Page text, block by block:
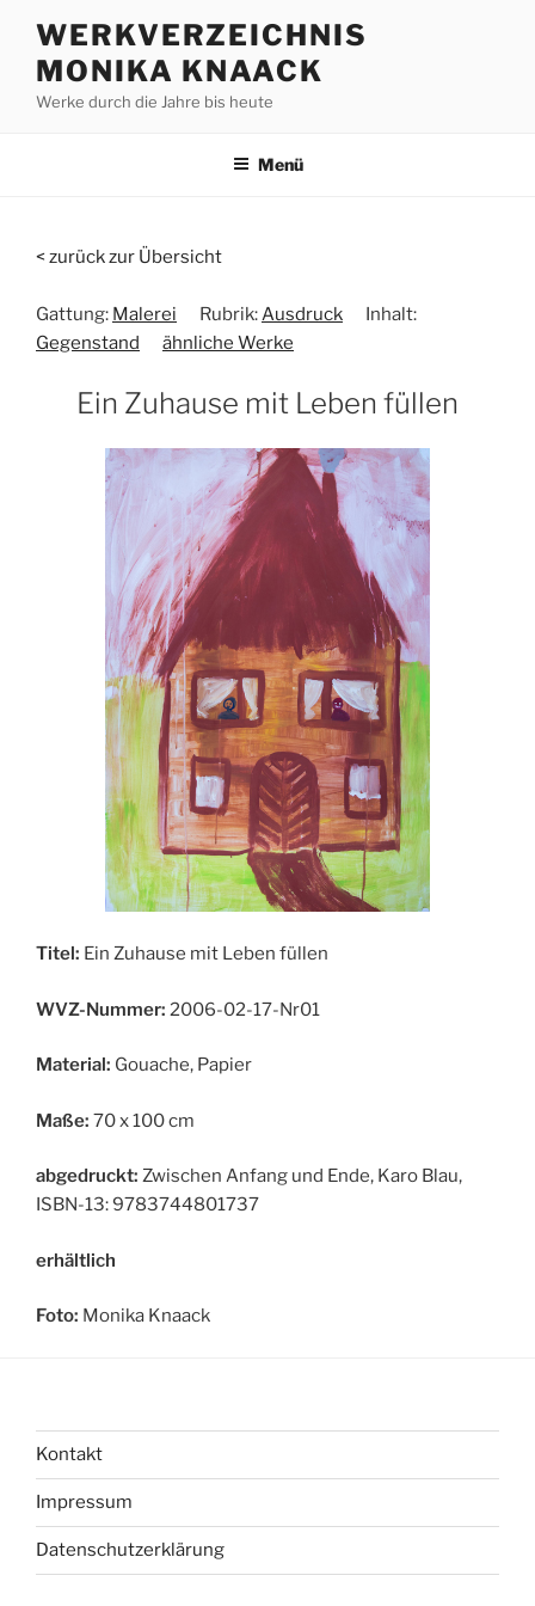
Inhalt
springen
WERKVERZEICHNIS
MONIKA KNAACK
Werke durch die Jahre bis heute
Menü
< zurück zur Übersicht
Gattung: Malerei Rubrik: Ausdruck
Inhalt:
Gegenstand
ähnliche Werke
Ein Zuhause mit Leben füllen
Titel: Ein Zuhause mit Leben füllen
WVZ-Nummer: 2006-02-17-Nr01
Material: Gouache, Papier
Maße: 70 x 100 cm
abgedruckt: Zwischen Anfang und Ende, Karo Blau,
ISBN-13: 9783744801737
erhältlich
Foto: Monika Knaack
Kontakt
Impressum
Datenschutzerklärung